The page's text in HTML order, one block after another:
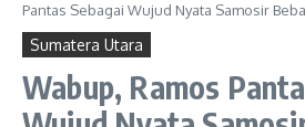
Pantas Sebagai Wujud Nyata Samosir
Sumatera Utara
Wabup, Ramos